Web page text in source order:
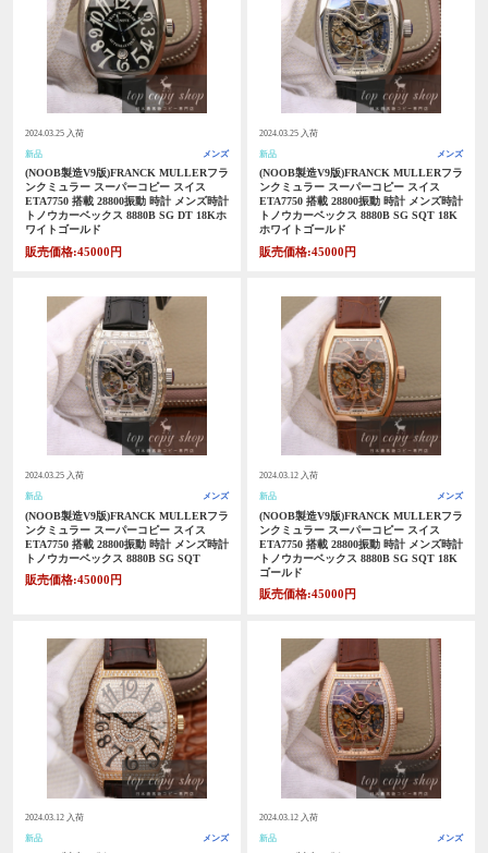
2024.03.25 入荷
新品 メンズ
(NOOB製造V9版)FRANCK MULLERフラ
ンクミュラー スーパーコピー スイス
ETA7750 搭載 28800振動 時計 メンズ時計
トノウカーベックス 8880B SG DT 18Kホ
ワイトゴールド
販売価格:45000円
2024.03.25 入荷
新品 メンズ
(NOOB製造V9版)FRANCK MULLERフラ
ンクミュラー スーパーコピー スイス
ETA7750 搭載 28800振動 時計 メンズ時計
トノウカーベックス 8880B SG SQT 18K
ホワイトゴールド
販売価格:45000円
2024.03.25 入荷
新品 メンズ
(NOOB製造V9版)FRANCK MULLERフラ
ンクミュラー スーパーコピー スイス
ETA7750 搭載 28800振動 時計 メンズ時計
トノウカーベックス 8880B SG SQT
販売価格:45000円
2024.03.12 入荷
新品 メンズ
(NOOB製造V9版)FRANCK MULLERフラ
ンクミュラー スーパーコピー スイス
ETA7750 搭載 28800振動 時計 メンズ時計
トノウカーベックス 8880B SG SQT 18K
ゴールド
販売価格:45000円
2024.03.12 入荷
新品 メンズ
2024.03.12 入荷
新品 メンズ